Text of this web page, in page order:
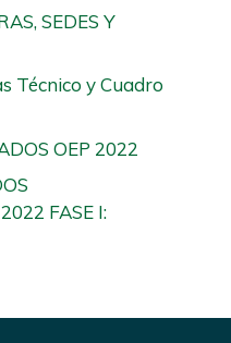
SEDES Y
Técnico y Cuadro
OEP 2022
FASE I: